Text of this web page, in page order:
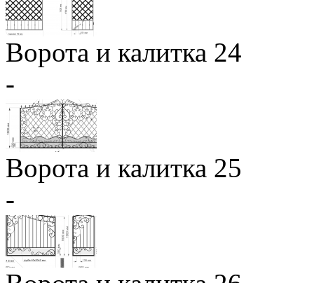
Ворота и калитка 24
-
Ворота и калитка 25
-